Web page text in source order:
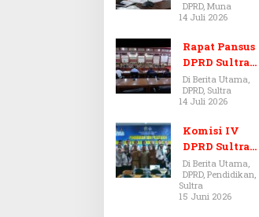
Dugaan Jual
Beli Tanah
Bermasalah di
Muna
DPRD, Muna
14 Juli 2026
Rapat Pansus
DPRD Sultra
Diskors Dua
Kali Akibat
Ketidakhadira
n Pj Sekda
Di Berita Utama,
DPRD, Sultra
14 Juli 2026
Komisi IV
DPRD Sultra
Kawal Hak
Guru,
Rencanakan
Di Berita Utama,
DPRD, Pendidikan,
Sultra
15 Juni 2026